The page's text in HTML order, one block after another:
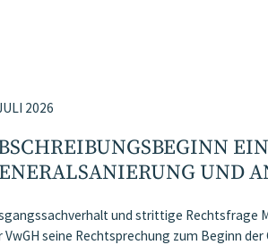
2026
UND
und strittige Rechtsfrage
VwGH seine Rechtsprechung zum Beginn